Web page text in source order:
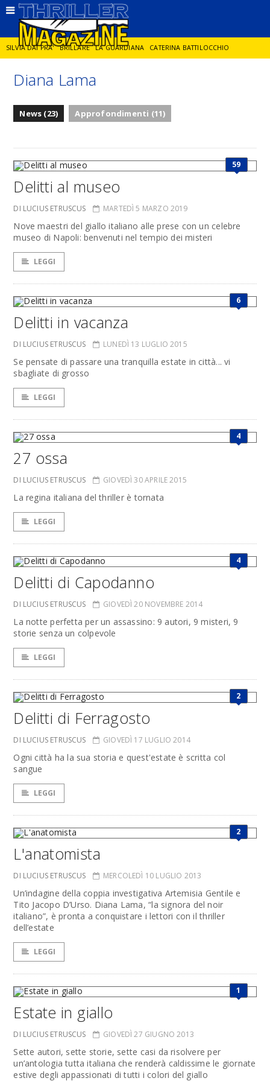
SILVIA DAI PRA' BRILLARE LA GUARDIANA CATERINA BATTILOCCHIO
JORGE DIAZ LA SPIA DELITTO IN CORNICE
Diana Lama
News (23) Approfondimenti (11)
59
Delitti al museo
DI LUCIUS ETRUSCUS MARTEDÌ 5 MARZO 2019
Nove maestri del giallo italiano alle prese con un celebre
museo di Napoli: benvenuti nel tempio dei misteri
LEGGI
6
Delitti in vacanza
DI LUCIUS ETRUSCUS LUNEDÌ 13 LUGLIO 2015
Se pensate di passare una tranquilla estate in città... vi
sbagliate di grosso
LEGGI
4
27 ossa
DI LUCIUS ETRUSCUS GIOVEDÌ 30 APRILE 2015
La regina italiana del thriller è tornata
LEGGI
4
Delitti di Capodanno
DI LUCIUS ETRUSCUS GIOVEDÌ 20 NOVEMBRE 2014
La notte perfetta per un assassino: 9 autori, 9 misteri, 9
storie senza un colpevole
LEGGI
2
Delitti di Ferragosto
DI LUCIUS ETRUSCUS GIOVEDÌ 17 LUGLIO 2014
Ogni città ha la sua storia e quest'estate è scritta col
sangue
LEGGI
2
L'anatomista
DI LUCIUS ETRUSCUS MERCOLEDÌ 10 LUGLIO 2013
Un’indagine della coppia investigativa Artemisia Gentile e
Tito Jacopo D’Urso. Diana Lama, “la signora del noir
italiano”, è pronta a conquistare i lettori con il thriller
dell’estate
LEGGI
1
Estate in giallo
DI LUCIUS ETRUSCUS GIOVEDÌ 27 GIUGNO 2013
Sette autori, sette storie, sette casi da risolvere per
un’antologia tutta italiana che renderà caldissime le giornate
estive degli appassionati di tutti i colori del giallo